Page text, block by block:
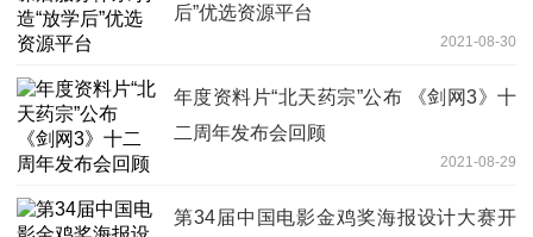
后”优选资源平台
2021-08-30
年度资料片“北天药宗”公布 《剑网3》十
二周年发布会回顾
2021-08-29
第34届中国电影金鸡奖海报设计大赛开